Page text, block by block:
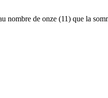
de onze (11) que la